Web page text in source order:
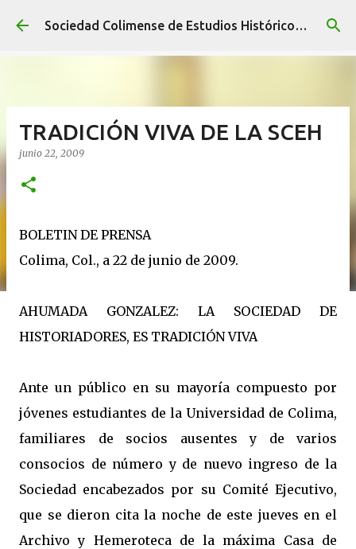
Ir al contenido principal Sociedad Colimense de Estudios Históricos A. C.
TRADICIÓN VIVA DE LA SCEH
junio 22, 2009
BOLETIN DE PRENSA
Colima, Col., a 22 de junio de 2009.
AHUMADA GONZALEZ: LA SOCIEDAD DE
HISTORIADORES, ES TRADICIÓN VIVA
Ante un público en su mayoría compuesto por
jóvenes estudiantes de la Universidad de Colima,
familiares de socios ausentes y de varios
consocios de número y de nuevo ingreso de la
Sociedad encabezados por su Comité Ejecutivo,
que se dieron cita la noche de este jueves en el
Archivo y Hemeroteca de la máxima Casa de